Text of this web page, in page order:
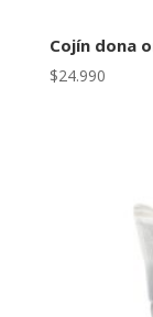
Cojín dona
$24.990